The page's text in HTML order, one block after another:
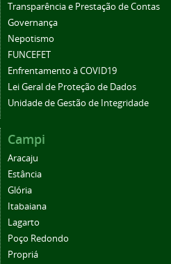
Transparência e Prestação de Contas
Governança
Nepotismo
FUNCEFET
Enfrentamento à COVID19
Lei Geral de Proteção de Dados
Unidade de Gestão de Integridade
Campi
Aracaju
Estância
Glória
Itabaiana
Lagarto
Poço Redondo
Propriá